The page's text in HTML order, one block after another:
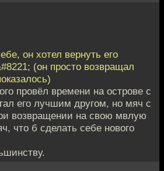
он хотел вернуть его
(он просто возвращал
провёл времени на острове с
его лучшим другом, но мяч с
возвращении на свою мвлую
что б сделать себе нового